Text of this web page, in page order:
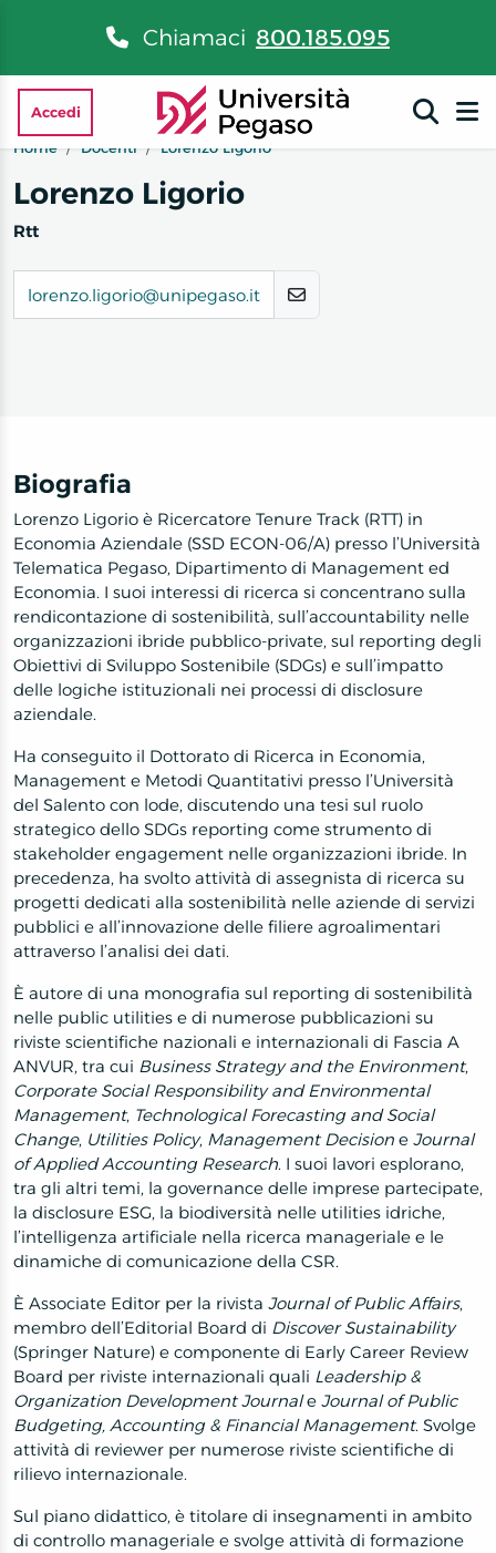
Chiamaci 800.185.095
Accedi
Home
Docenti Lorenzo Ligorio
Lorenzo Ligorio
Rtt
lorenzo.ligorio@unipegaso.it
Biografia
Lorenzo Ligorio è Ricercatore Tenure Track (RTT) in
Economia Aziendale (SSD ECON-06/A) presso l’Università
Telematica Pegaso, Dipartimento di Management ed
Economia. I suoi interessi di ricerca si concentrano sulla
rendicontazione di sostenibilità, sull’accountability nelle
organizzazioni ibride pubblico-private, sul reporting degli
Obiettivi di Sviluppo Sostenibile (SDGs) e sull’impatto
delle logiche istituzionali nei processi di disclosure
aziendale.
Ha conseguito il Dottorato di Ricerca in Economia,
Management e Metodi Quantitativi presso l’Università
del Salento con lode, discutendo una tesi sul ruolo
strategico dello SDGs reporting come strumento di
stakeholder engagement nelle organizzazioni ibride. In
precedenza, ha svolto attività di assegnista di ricerca su
progetti dedicati alla sostenibilità nelle aziende di servizi
pubblici e all’innovazione delle filiere agroalimentari
attraverso l’analisi dei dati.
È autore di una monografia sul reporting di sostenibilità
nelle public utilities e di numerose pubblicazioni su
riviste scientifiche nazionali e internazionali di Fascia A
ANVUR, tra cui Business Strategy and the Environment,
Corporate Social Responsibility and Environmental
Management, Technological Forecasting and Social
Change, Utilities Policy, Management Decision e Journal
of Applied Accounting Research. I suoi lavori esplorano,
tra gli altri temi, la governance delle imprese partecipate,
la disclosure ESG, la biodiversità nelle utilities idriche,
l’intelligenza artificiale nella ricerca manageriale e le
dinamiche di comunicazione della CSR.
È Associate Editor per la rivista Journal of Public Affairs,
membro dell’Editorial Board di Discover Sustainability
(Springer Nature) e componente di Early Career Review
Board per riviste internazionali quali Leadership &
Organization Development Journale Journal of Public
Budgeting, Accounting & Financial Management. Svolge
attività di reviewer per numerose riviste scientifiche di
rilievo internazionale.
Sul piano didattico, è titolare di insegnamenti in ambito
di controllo manageriale e svolge attività di formazione